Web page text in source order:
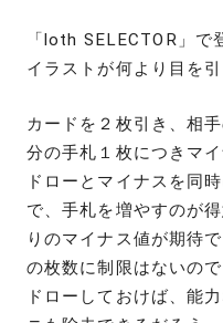
「loth SELECTOR」で
イラストが何より目を
カードを２枚引き、相
分の手札１枚につきマ
ドローとマイナスを同
で、手札を増やすのが
りのマイナス値が期待
の枚数に制限はないの
ドローしておけば、能